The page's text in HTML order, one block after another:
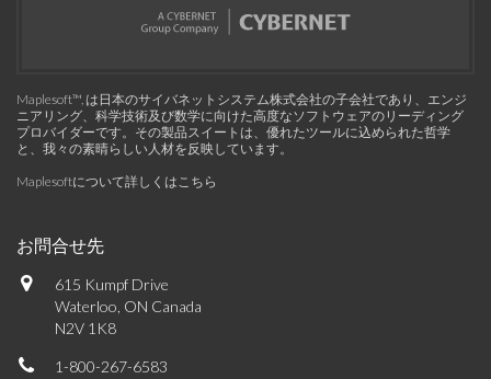
Maplesoft™, は日本のサイバネットシステム株式会社の子会社であり、エンジ
ニアリング、科学技術及び数学に向けた高度なソフトウェアのリーディング
プロバイダーです。その製品スイートは、優れたツールに込められた哲学
と、我々の素晴らしい人材を反映しています。
Maplesoftについて詳しくはこちら
お問合せ先
615 Kumpf Drive
Waterloo, ON Canada
N2V 1K8
1-800-267-6583